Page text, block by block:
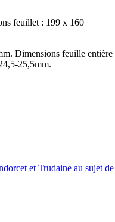
AN002 . Bifeuillet in-4°. Dimensions feuillet : 199 x 160
Dimensions feuille
25,5mm.
et Trudaine au sujet